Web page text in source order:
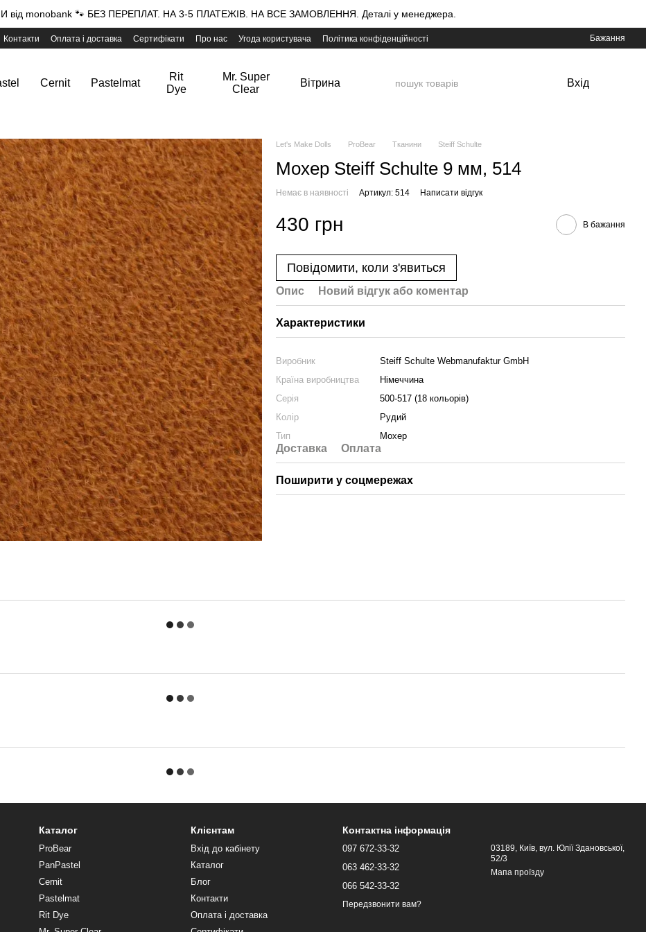
monobank 🐾 БЕЗ ПЕРЕПЛАТ. НА 3-5 ПЛАТЕЖІВ. НА ВСЕ ЗАМОВЛЕННЯ. Деталі у менеджера.
Контакти Оплата і доставка Сертифікати Про нас Угода користувача Політика конфіденційності Бажання
Cernit Pastelmat
Rit
Dye
Mr. Super
Clear
Вітрина Вхід
Let's Make Dolls ProBear Тканини Steiff Schulte
Мохер Steiff Schulte 9 мм, 514
Немає в наявності Артикул: 514 Написати відгук
430 грн В бажання
Повідомити, коли з'явиться
Опис Новий відгук або коментар
Характеристики
Виробник
Steiff Schulte Webmanufaktur GmbH
Країна виробництва
Німеччина
Серія
500-517 (18 кольорів)
Колір
Рудий
Тип
Мохер
Доставка Оплата
Поширити у соцмережах
Каталог
ProBear
PanPastel
Cernit
Pastelmat
Rit Dye
Клієнтам
Вхід до кабінету
Каталог
Блог
Контакти
Оплата і доставка
Контактна інформація
097 672-33-32
063 462-33-32
066 542-33-32
Передзвонити вам?
03189, Київ, вул. Юлії Здановської,
52/3
Мапа проїзду